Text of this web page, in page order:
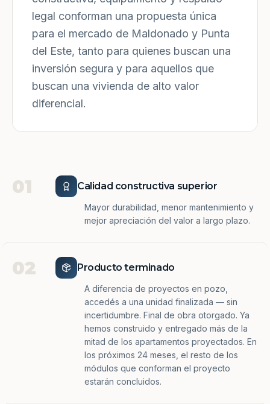
legal conforman una propuesta única
para el mercado de Maldonado y Punta
del Este, tanto para quienes buscan una
inversión segura y para aquellos que
buscan una vivienda de alto valor
diferencial.
01 Calidad constructiva superior
Mayor durabilidad, menor mantenimiento y
mejor apreciación del valor a largo plazo.
02 Producto terminado
A diferencia de proyectos en pozo,
accedés a una unidad finalizada — sin
incertidumbre. Final de obra otorgado. Ya
hemos construido y entregado más de la
mitad de los apartamentos proyectados. En
los próximos 24 meses, el resto de los
módulos que conforman el proyecto
estarán concluidos.